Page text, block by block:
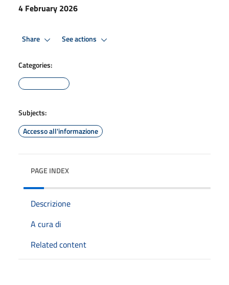
4 February 2026
Share See actions
Categories:
Subjects:
Accesso all'informazione
PAGE INDEX
Descrizione
A cura di
Related content